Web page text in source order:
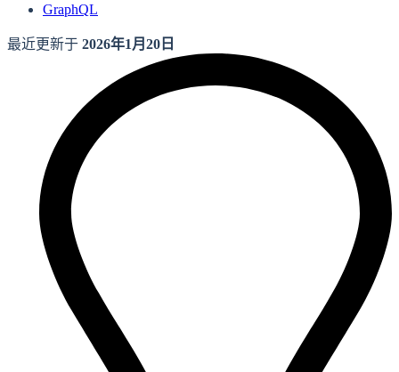
GraphQL
最近更新于 2026年1月20日